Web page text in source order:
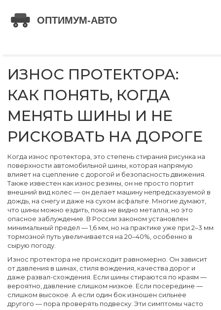
ИЗНОС ПРОТЕКТОРА:
КАК ПОНЯТЬ, КОГДА
МЕНЯТЬ ШИНЫ И НЕ
РИСКОВАТЬ НА ДОРОГЕ
Когда износ протектора это степень стирания рисунка на
поверхности автомобильной шины, которая напрямую
влияет на сцепление с дорогой и безопасность движения
Также известен как износ резины , он не просто портит
внешний вид колес — он делает машину непредсказуемой в
дождь, на снегу и даже на сухом асфальте. Многие думают,
что шины можно ездить, пока не видно металла, но это
опасное заблуждение. В России законом установлен
минимальный предел — 1,6 мм, но на практике уже при 2–3 мм
тормозной путь увеличивается на 20–40%, особенно в
сырую погоду.
Износ протектора не происходит равномерно. Он зависит
от давления в шинах, стиля вождения, качества дорог и
даже развал-схождения. Если шины стираются по краям —
вероятно, давление слишком низкое. Если посередине —
слишком высокое. А если один бок изношен сильнее
другого — пора проверять подвеску. Эти симптомы часто